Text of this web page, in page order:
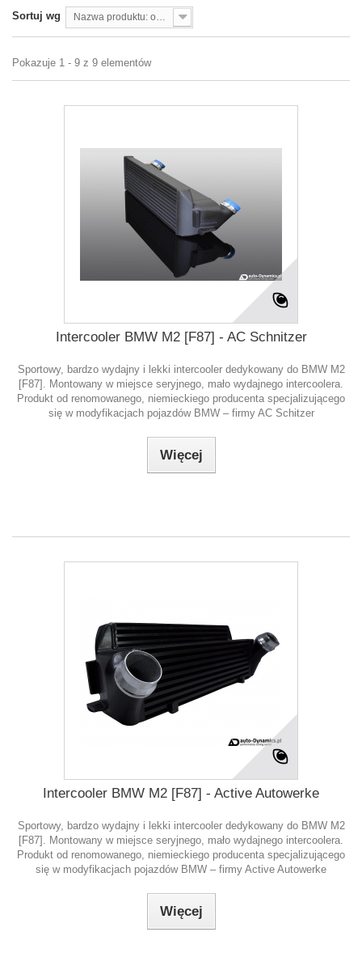
Sortuj wg Nazwa produktu: od A do Z
Pokazuje 1 - 9 z 9 elementów
Intercooler BMW M2 [F87] - AC Schnitzer
Sportowy, bardzo wydajny i lekki intercooler dedykowany do BMW M2
[F87]. Montowany w miejsce seryjnego, mało wydajnego intercoolera.
Produkt od renomowanego, niemieckiego producenta specjalizującego
się w modyfikacjach pojazdów BMW – firmy AC Schitzer
Więcej
Intercooler BMW M2 [F87] - Active Autowerke
Sportowy, bardzo wydajny i lekki intercooler dedykowany do BMW M2
[F87]. Montowany w miejsce seryjnego, mało wydajnego intercoolera.
Produkt od renomowanego, niemieckiego producenta specjalizującego
się w modyfikacjach pojazdów BMW – firmy Active Autowerke
Więcej